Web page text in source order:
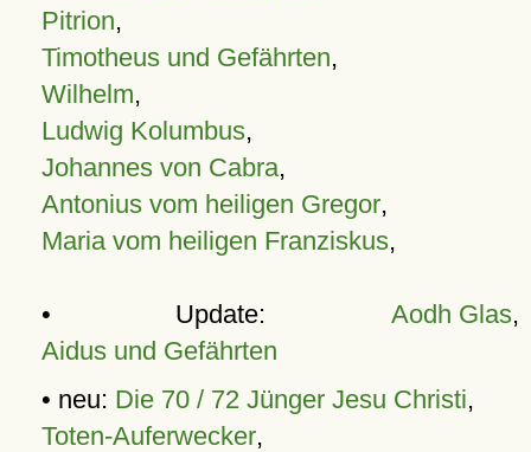
Pitrion,
Timotheus und Gefährten,
Wilhelm,
Ludwig Kolumbus,
Johannes von Cabra,
Antonius vom heiligen Gregor,
Maria vom heiligen Franziskus,
• Update: Aodh Glas,
Aidus und Gefährten
• neu: Die 70 / 72 Jünger Jesu Christi,
Toten-Auferwecker,